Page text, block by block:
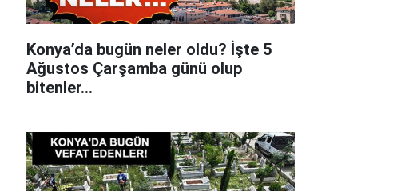
Konya’da bugün neler oldu? İşte 5
Ağustos Çarşamba günü olup
bitenler…